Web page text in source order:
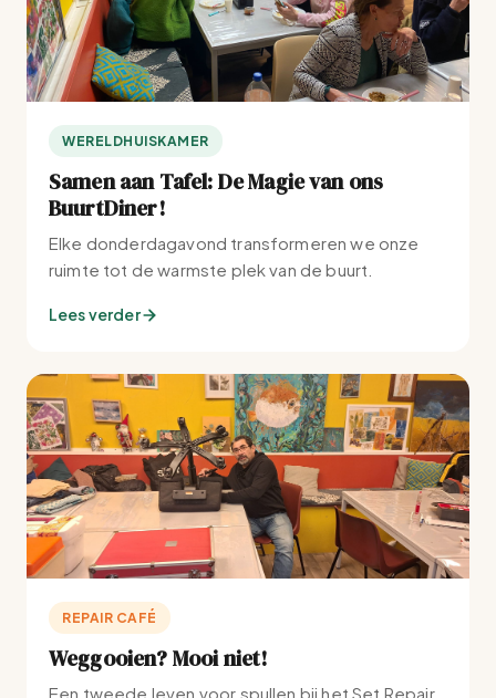
WERELDHUISKAMER
Samen aan Tafel: De Magie van ons
BuurtDiner!
Elke donderdagavond transformeren we onze
ruimte tot de warmste plek van de buurt.
Lees verder
REPAIR CAFÉ
Weggooien? Mooi niet!
Een tweede leven voor spullen bij het Set Repair